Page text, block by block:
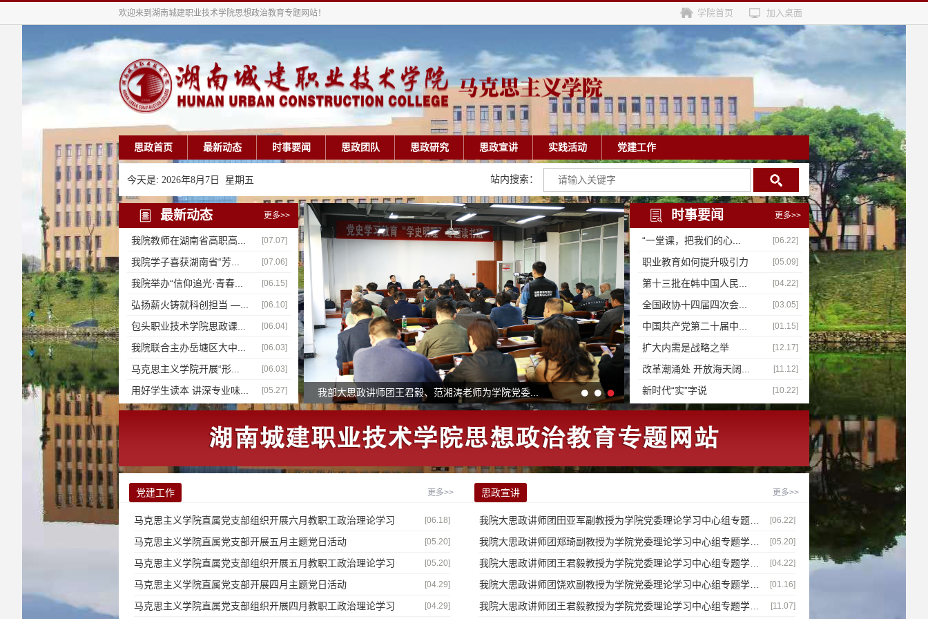
学院首页 加入桌面
欢迎来到湖南城建职业技术学院思想政治教育专题网站！
思政首页 最新动态 时事要闻 思政团队 思政研究 思政宣讲 实践活动 党建工作
站内搜索：
今天是: 2026年8月7日 星期五
更多>>
最新动态
我院教师在湖南省高职高... [07.07]
我院学子喜获湖南省“芳... [07.06]
我院举办“信仰追光·青春... [06.15]
弘扬薪火铸就科创担当 —... [06.10]
包头职业技术学院思政课... [06.04]
我院联合主办岳塘区大中... [06.03]
马克思主义学院开展“形... [06.03]
用好学生读本 讲深专业味... [05.27] 我部大思政讲师团王君毅、范湘涛老师为学院党委...
更多>>
时事要闻
“一堂课，把我们的心... [06.22]
职业教育如何提升吸引力 [05.09]
第十三批在韩中国人民... [04.22]
全国政协十四届四次会... [03.05]
中国共产党第二十届中... [01.15]
扩大内需是战略之举 [12.17]
改革潮涌处 开放海天阔... [11.12]
新时代“实”字说 [10.22]
更多>>
党建工作
马克思主义学院直属党支部组织开展六月教职工政治理论学习 [06.18]
马克思主义学院直属党支部开展五月主题党日活动 [05.20]
马克思主义学院直属党支部组织开展五月教职工政治理论学习 [05.20]
马克思主义学院直属党支部开展四月主题党日活动 [04.29]
马克思主义学院直属党支部组织开展四月教职工政治理论学习 [04.29]
更多>>
思政宣讲
我院大思政讲师团田亚军副教授为学院党委理论学习中心组专题… [06.22]
我院大思政讲师团郑琦副教授为学院党委理论学习中心组专题学… [05.20]
我院大思政讲师团王君毅教授为学院党委理论学习中心组专题学… [04.22]
我院大思政讲师团饶欢副教授为学院党委理论学习中心组专题学… [01.16]
我院大思政讲师团王君毅教授为学院党委理论学习中心组专题学… [11.07]